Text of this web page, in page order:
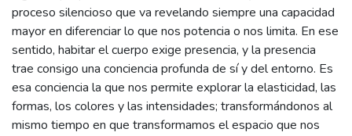
proceso silencioso que va revelando siempre una capacidad
mayor en diferenciar lo que nos potencia o nos limita. En ese
sentido, habitar el cuerpo exige presencia, y la presencia
trae consigo una conciencia profunda de sí y del entorno. Es
esa conciencia la que nos permite explorar la elasticidad, las
formas, los colores y las intensidades; transformándonos al
mismo tiempo en que transformamos el espacio que nos